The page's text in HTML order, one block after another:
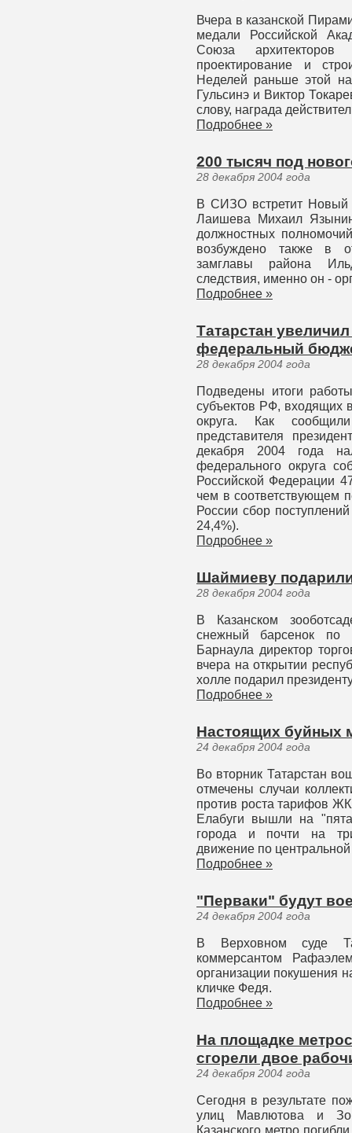
Вчера в казанской
медали Российской
Союза
проектирование и
Неделей раньше этой
Гульсинэ и Виктор
слову, награда
Подробнее »
200 тысяч под
28 декабря 2004 года
В СИЗО встретит Новый
Лаишева Михаил
должностных
возбуждено также в
замглавы района
следствия, именно он -
Подробнее »
Татарстан
федеральный
28 декабря 2004 года
Подведены итоги
субъектов РФ, входящих
округа. Как
представителя
декабря 2004 года
федерального округа
Российской Федерации
чем в соответствующем
России сбор
24,4%).
Подробнее »
Шаймиеву
28 декабря 2004 года
В Казанском
снежный барсенок по
Барнаула директор
вчера на открытии
холле подарил
Подробнее »
Настоящих буйных
24 декабря 2004 года
Во вторник Татарстан
отмечены случаи
против роста тарифов
Елабуги вышли на
города и почти на
движение по
Подробнее »
"Перваки" будут
24 декабря 2004 года
В Верховном суде
коммерсантом
организации покушения
кличке Федя.
Подробнее »
На площадке
сгорели двое
24 декабря 2004 года
Сегодня в результате
улиц Мавлютова и
Казанского метро